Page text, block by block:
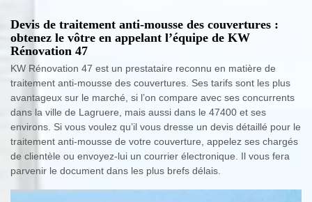
Devis de traitement anti-mousse des couvertures :
obtenez le vôtre en appelant l’équipe de KW
Rénovation 47
KW Rénovation 47 est un prestataire reconnu en matière de
traitement anti-mousse des couvertures. Ses tarifs sont les plus
avantageux sur le marché, si l’on compare avec ses concurrents
dans la ville de Lagruere, mais aussi dans le 47400 et ses
environs. Si vous voulez qu’il vous dresse un devis détaillé pour le
traitement anti-mousse de votre couverture, appelez ses chargés
de clientèle ou envoyez-lui un courrier électronique. Il vous fera
parvenir le document dans les plus brefs délais.